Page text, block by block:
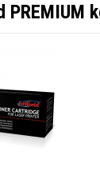
PREMIUM